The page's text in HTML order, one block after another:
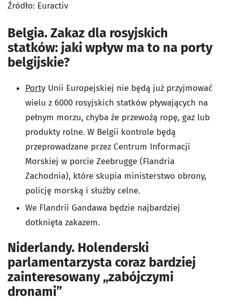
Źródło: Euractiv
Belgia. Zakaz dla rosyjskich
statków: jaki wpływ ma to na porty
belgijskie?
Porty Unii Europejskiej nie będą już przyjmować
wielu z 6000 rosyjskich statków pływających na
pełnym morzu, chyba że przewożą ropę, gaz lub
produkty rolne. W Belgii kontrole będą
przeprowadzane przez Centrum Informacji
Morskiej w porcie Zeebrugge (Flandria
Zachodnia), które skupia ministerstwo obrony,
policję morską i służby celne.
We Flandrii Gandawa będzie najbardziej
dotknięta zakazem.
Niderlandy. Holenderski
parlamentarzysta coraz bardziej
zainteresowany „zabójczymi
dronami”